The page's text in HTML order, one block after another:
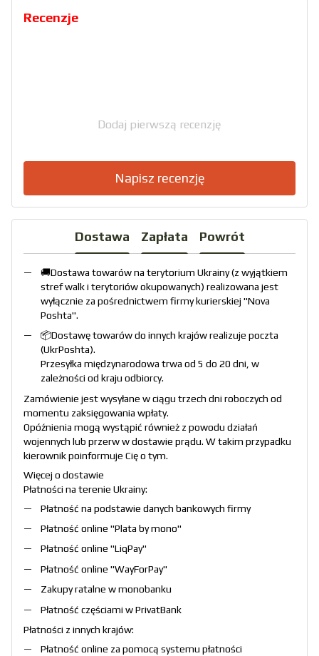
Recenzje
Dodaj pierwszą recenzję
Napisz recenzję
Dostawa Zapłata Powrót
🚚Dostawa towarów na terytorium Ukrainy (z wyjątkiem
stref walk i terytoriów okupowanych) realizowana jest
wyłącznie za pośrednictwem firmy kurierskiej "Nova
Poshta".
📦Dostawę towarów do innych krajów realizuje poczta
(UkrPoshta).
Przesyłka międzynarodowa trwa od 5 do 20 dni, w
zależności od kraju odbiorcy.
Zamówienie jest wysyłane w ciągu trzech dni roboczych od
momentu zaksięgowania wpłaty.
Opóźnienia mogą wystąpić również z powodu działań
wojennych lub przerw w dostawie prądu. W takim przypadku
kierownik poinformuje Cię o tym.
Więcej o dostawie
Płatności na terenie Ukrainy:
Płatność na podstawie danych bankowych firmy
Płatność online "Plata by mono"
Płatność online "LiqPay"
Płatność online "WayForPay"
Zakupy ratalne w monobanku
Płatność częściami w PrivatBank
Płatności z innych krajów:
Płatność online za pomocą systemu płatności